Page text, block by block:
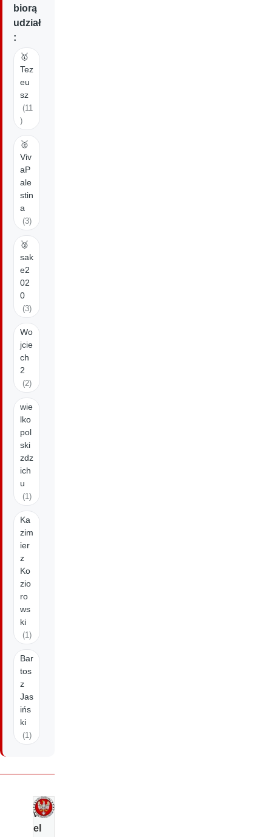
biorą
udział
:
🥇
Tez
eu
sz
(11
)
🥈
Viv
aP
ale
stin
a
(3)
🥉
sak
e2
02
0
(3)
Wo
jcie
ch
2
(2)
wie
lko
pol
ski
zdz
ich
u
(1)
Ka
zim
ier
z
Ko
zio
ro
ws
ki
(1)
Bar
tos
z
Jas
ińs
ki
(1)
wi
el